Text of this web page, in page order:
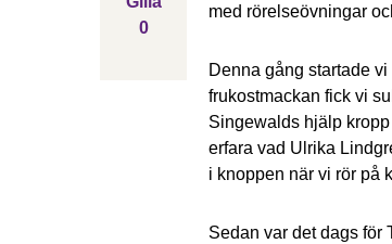
0
med rörelseövningar
Denna gång startade
frukostmackan fick vi
Singewalds hjälp
erfara vad Ulrika
i knoppen när vi rör på
Sedan var det dags för